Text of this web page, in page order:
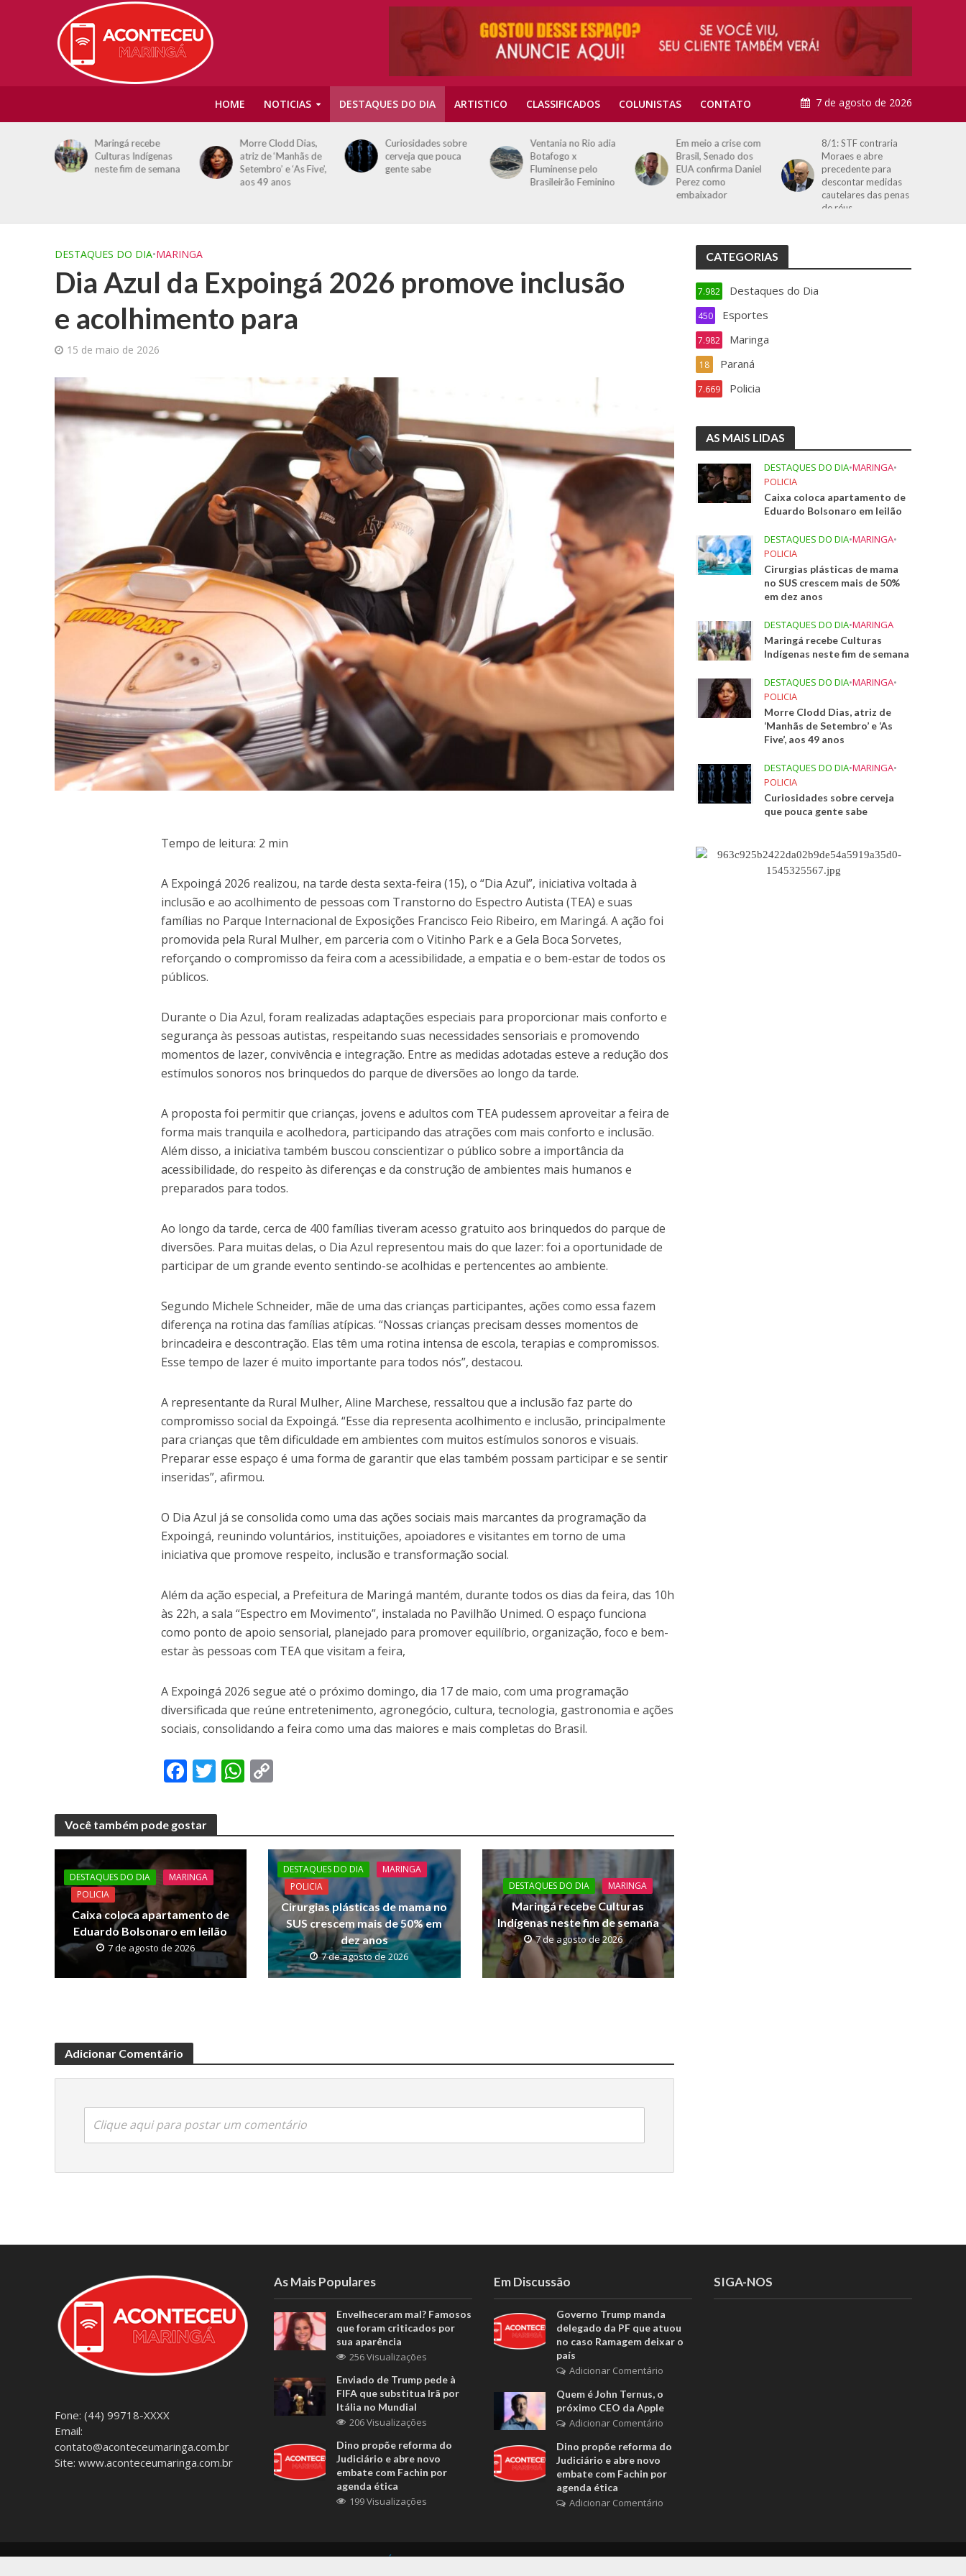
HOME NOTICIAS DESTAQUES DO DIA ARTISTICO CLASSIFICADOS COLUNISTAS CONTATO 7 de agosto de 2026
Maringá recebe
Culturas Indígenas
neste fim de semana
Morre Clodd Dias,
atriz de ‘Manhãs de
Setembro’ e ‘As Five’,
aos 49 anos
Curiosidades sobre
cerveja que pouca
gente sabe
Ventania no Rio adia
Botafogo x
Fluminense pelo
Brasileirão Feminino
Em meio a crise com
Brasil, Senado dos
EUA confirma Daniel
Perez como
embaixador
8/1: STF contraria
Moraes e abre
precedente para
descontar medidas
cautelares das penas
de réus
DESTAQUES DO DIA•MARINGA
Dia Azul da Expoingá 2026 promove inclusão
e acolhimento para
15 de maio de 2026
Tempo de leitura: 2 min
A Expoingá 2026 realizou, na tarde desta sexta-feira (15), o “Dia Azul”, iniciativa voltada à
inclusão e ao acolhimento de pessoas com Transtorno do Espectro Autista (TEA) e suas
famílias no Parque Internacional de Exposições Francisco Feio Ribeiro, em Maringá. A ação foi
promovida pela Rural Mulher, em parceria com o Vitinho Park e a Gela Boca Sorvetes,
reforçando o compromisso da feira com a acessibilidade, a empatia e o bem-estar de todos os
públicos.
Durante o Dia Azul, foram realizadas adaptações especiais para proporcionar mais conforto e
segurança às pessoas autistas, respeitando suas necessidades sensoriais e promovendo
momentos de lazer, convivência e integração. Entre as medidas adotadas esteve a redução dos
estímulos sonoros nos brinquedos do parque de diversões ao longo da tarde.
A proposta foi permitir que crianças, jovens e adultos com TEA pudessem aproveitar a feira de
forma mais tranquila e acolhedora, participando das atrações com mais conforto e inclusão.
Além disso, a iniciativa também buscou conscientizar o público sobre a importância da
acessibilidade, do respeito às diferenças e da construção de ambientes mais humanos e
preparados para todos.
Ao longo da tarde, cerca de 400 famílias tiveram acesso gratuito aos brinquedos do parque de
diversões. Para muitas delas, o Dia Azul representou mais do que lazer: foi a oportunidade de
participar de um grande evento sentindo-se acolhidas e pertencentes ao ambiente.
Segundo Michele Schneider, mãe de uma das crianças participantes, ações como essa fazem
diferença na rotina das famílias atípicas. “Nossas crianças precisam desses momentos de
brincadeira e descontração. Elas têm uma rotina intensa de escola, terapias e compromissos.
Esse tempo de lazer é muito importante para todos nós”, destacou.
A representante da Rural Mulher, Aline Marchese, ressaltou que a inclusão faz parte do
compromisso social da Expoingá. “Esse dia representa acolhimento e inclusão, principalmente
para crianças que têm dificuldade em ambientes com muitos estímulos sonoros e visuais.
Preparar esse espaço é uma forma de garantir que elas também possam participar e se sentir
inseridas”, afirmou.
O Dia Azul já se consolida como uma das ações sociais mais marcantes da programação da
Expoingá, reunindo voluntários, instituições, apoiadores e visitantes em torno de uma
iniciativa que promove respeito, inclusão e transformação social.
Além da ação especial, a Prefeitura de Maringá mantém, durante todos os dias da feira, das 10h
às 22h, a sala “Espectro em Movimento”, instalada no Pavilhão Unimed. O espaço funciona
como ponto de apoio sensorial, planejado para promover equilíbrio, organização, foco e bem-
estar às pessoas com TEA que visitam a feira,
A Expoingá 2026 segue até o próximo domingo, dia 17 de maio, com uma programação
diversificada que reúne entretenimento, agronegócio, cultura, tecnologia, gastronomia e ações
sociais, consolidando a feira como uma das maiores e mais completas do Brasil.
F
e
b
o
o
k
T
itt
er
W
s
p
y
Li
n
k
Você também pode gostar
DESTAQUES DO DIA
MARINGA
POLICIA
Caixa coloca apartamento de
Eduardo Bolsonaro em leilão
7 de agosto de 2026
DESTAQUES DO DIA
MARINGA
POLICIA
Cirurgias plásticas de mama no
SUS crescem mais de 50% em
dez anos
7 de agosto de 2026
DESTAQUES DO DIA MARINGA
Maringá recebe Culturas
Indígenas neste fim de semana
7 de agosto de 2026
Adicionar Comentário
Clique aqui para postar um comentário
CATEGORIAS
Destaques do Dia
7.982
Esportes
450
Maringa
7.982
Paraná
18
Policia
7.669
AS MAIS LIDAS
DESTAQUES DO DIA•MARINGA•
POLICIA
Caixa coloca apartamento de
Eduardo Bolsonaro em leilão
DESTAQUES DO DIA•MARINGA•
POLICIA
Cirurgias plásticas de mama
no SUS crescem mais de 50%
em dez anos
DESTAQUES DO DIA•MARINGA
Maringá recebe Culturas
Indígenas neste fim de semana
DESTAQUES DO DIA•MARINGA•
POLICIA
Morre Clodd Dias, atriz de
‘Manhãs de Setembro’ e ‘As
Five’, aos 49 anos
DESTAQUES DO DIA•MARINGA•
POLICIA
Curiosidades sobre cerveja
que pouca gente sabe
Fone: (44) 99718-XXXX
Email:
contato@aconteceumaringa.com.br
Site: www.aconteceumaringa.com.br
As Mais Populares
Envelheceram mal? Famosos
que foram criticados por
sua aparência
256 Visualizações
Enviado de Trump pede à
FIFA que substitua Irã por
Itália no Mundial
206 Visualizações
Dino propõe reforma do
Judiciário e abre novo
embate com Fachin por
agenda ética
199 Visualizações
Em Discussão
Governo Trump manda
delegado da PF que atuou
no caso Ramagem deixar o
país
Adicionar Comentário
Quem é John Ternus, o
próximo CEO da Apple
Adicionar Comentário
Dino propõe reforma do
Judiciário e abre novo
embate com Fachin por
agenda ética
Adicionar Comentário
SIGA-NOS
Copyright © 2026. Orgulhosamente Criado paraACONTECEU MARINGÁ. Powered byENETBRAS NETWORK.